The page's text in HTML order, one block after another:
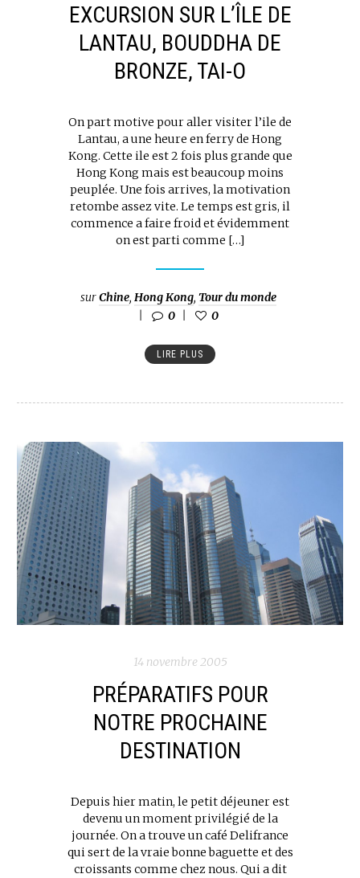
EXCURSION SUR L’ÎLE DE
LANTAU, BOUDDHA DE
BRONZE, TAI-O
On part motive pour aller visiter l’ile de
Lantau, a une heure en ferry de Hong
Kong. Cette ile est 2 fois plus grande que
Hong Kong mais est beaucoup moins
peuplée. Une fois arrives, la motivation
retombe assez vite. Le temps est gris, il
commence a faire froid et évidemment
on est parti comme […]
surChine, Hong Kong, Tour du monde
0
0
LIRE PLUS
14 novembre 2005
PRÉPARATIFS POUR
NOTRE PROCHAINE
DESTINATION
Depuis hier matin, le petit déjeuner est
devenu un moment privilégié de la
journée. On a trouve un café Delifrance
qui sert de la vraie bonne baguette et des
croissants comme chez nous. Qui a dit